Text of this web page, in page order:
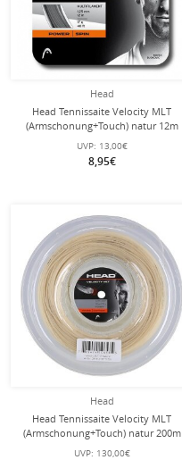
Head
Head Tennissaite Velocity MLT
(Armschonung+Touch) natur 12m
Set
UVP: 13,00€
8,95€
Head
Head Tennissaite Velocity MLT
(Armschonung+Touch) natur 200m
Rolle
UVP: 130,00€